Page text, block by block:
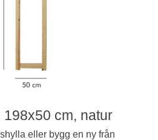
cm, natur
eller bygg en ny från